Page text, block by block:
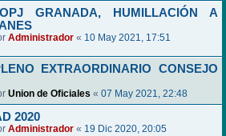
GRANADA, HUMILLACIÓN A
Administrador « 10 May 2021, 17:51
EXTRAORDINARIO CONSEJO
Union de Oficiales « 07 May 2021, 22:48
2020
Administrador « 19 Dic 2020, 20:05